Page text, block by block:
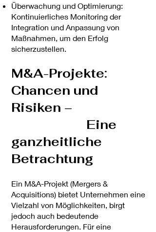
Überwachung und Optimierung:
Kontinuierliches Monitoring der
Integration und Anpassung von
Maßnahmen, um den Erfolg
sicherzustellen.
M&A-Projekte:
Chancen und
Risiken –
Eine
ganzheitliche
Betrachtung
Ein M&A-Projekt (Mergers &
Acquisitions) bietet Unternehmen eine
Vielzahl von Möglichkeiten, birgt
jedoch auch bedeutende
Herausforderungen. Für eine